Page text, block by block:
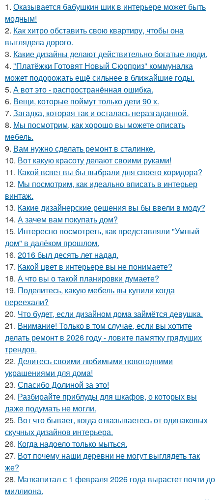
1. Оказывается бабушкин шик в интерьере может быть
модным!
2. Как хитро обставить свою квартиру, чтобы она
выглядела дорого.
3. Какие дизайны делают действительно богатые люди.
4. "Платёжки Готовят Новый Сюрприз" коммуналка
может подорожать ещё сильнее в ближайшие годы.
5. А вот это - распространённая ошибка.
6. Вещи, которые поймут только дети 90 х.
7. Загадка, которая так и осталась неразгаданной.
8. Мы посмотрим, как хорошо вы можете описать
мебель.
9. Вам нужно сделать ремонт в сталинке.
10. Вот какую красоту делают своими руками!
11. Какой всвет вы бы выбрали для своего коридора?
12. Мы посмотрим, как идеально вписать в интерьер
винтаж.
13. Какие дизайнерские решения вы бы ввели в моду?
14. А зачем вам покупать дом?
15. Интересно посмотреть, как представляли "Умный
дом" в далёком прошлом.
16. 2016 был десять лет надад.
17. Какой цвет в интерьере вы не понимаете?
18. А что вы о такой планировки думаете?
19. Поделитесь, какую мебель вы купили когда
переехали?
20. Что будет, если дизайном дома займётся девушка.
21. Внимание! Только в том случае, если вы хотите
делать ремонт в 2026 году - ловите памятку грядущих
трендов.
22. Делитесь своими любимыми новогодними
украшениями для дома!
23. Спасибо Долиной за это!
24. Разбирайте приблуды для шкафов, о которых вы
даже подумать не могли.
25. Вот что бывает, когда отказываетесь от одинаковых
скучных дизайнов интерьера.
26. Когда надоело только мыться.
27. Вот почему наши деревни не могут выглядеть так
же?
28. Маткапитал с 1 февраля 2026 года вырастет почти до
миллиона.